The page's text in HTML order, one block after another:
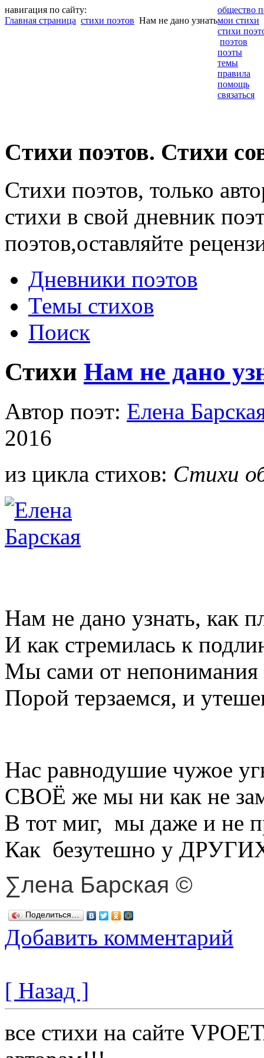
навигация по сайту:
Главная страница стихи поэтов Нам не дано узнать
общество
мои стихи
стихи
поэтов
поэты
темы
правила
помощь
связаться
Cтихи поэтов. Стихи
Стихи поэтов, только
стихи в свой дневник
поэтов,оставляйте
Дневники поэтов
Темы стихов
Поиск
Стихи Нам не дано
Автор поэт: Елена
2016
из цикла стихов: Стихи
Нам не дано узнать, как
И как стремилась к
Мы сами от непонимания
Порой терзаемся, и
Нас равнодушие чужое
СВОЁ же мы ни как не
В тот миг, мы даже и не
Как безутешно у
∑лена Барская ©
Поделиться…
Добавить комментарий
[ Назад ]
все стихи на сайте